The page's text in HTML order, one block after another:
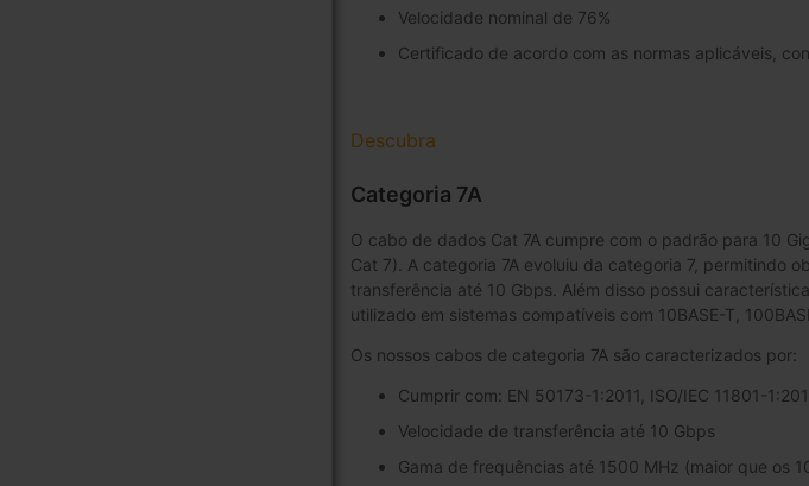
Velocidade nominal de 76%
Certificado de acordo com as normas aplicáveis,
Descubra
Categoria 7A
O cabo de dados Cat 7A cumpre com o padrão para 10
Cat 7). A categoria 7A evoluiu da categoria 7, permitindo
transferência até 10 Gbps. Além disso possui
utilizado em sistemas compatíveis com 10BASE-T,
Os nossos cabos de categoria 7A são caracterizados por:
Cumprir com: EN 50173-1:2011, ISO/IEC 11801-
Velocidade de transferência até 10 Gbps
Gama de frequências até 1500 MHz (maior que os